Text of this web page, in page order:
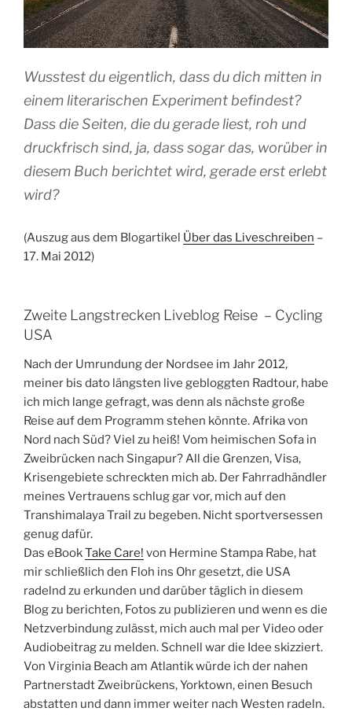
Wusstest du eigentlich, dass du dich mitten in
einem literarischen Experiment befindest?
Dass die Seiten, die du gerade liest, roh und
druckfrisch sind, ja, dass sogar das, worüber in
diesem Buch berichtet wird, gerade erst erlebt
wird?
(Auszug aus dem Blogartikel Über das Liveschreiben –
17. Mai 2012)
Zweite Langstrecken Liveblog Reise – Cycling
USA
Nach der Umrundung der Nordsee im Jahr 2012,
meiner bis dato längsten live gebloggten Radtour, habe
ich mich lange gefragt, was denn als nächste große
Reise auf dem Programm stehen könnte. Afrika von
Nord nach Süd? Viel zu heiß! Vom heimischen Sofa in
Zweibrücken nach Singapur? All die Grenzen, Visa,
Krisengebiete schreckten mich ab. Der Fahrradhändler
meines Vertrauens schlug gar vor, mich auf den
Transhimalaya Trail zu begeben. Nicht sportversessen
genug dafür.
Das eBookTake Care! von Hermine Stampa Rabe, hat
mir schließlich den Floh ins Ohr gesetzt, die USA
radelnd zu erkunden und darüber täglich in diesem
Blog zu berichten, Fotos zu publizieren und wenn es die
Netzverbindung zulässt, mich auch mal per Video oder
Audiobeitrag zu melden. Schnell war die Idee skizziert.
Von Virginia Beach am Atlantik würde ich der nahen
Partnerstadt Zweibrückens, Yorktown, einen Besuch
abstatten und dann immer weiter nach Westen radeln.